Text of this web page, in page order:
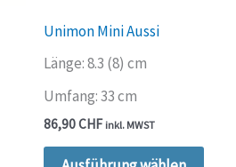
Unimon Mini Aussi
Länge: 8.3 (8) cm
Umfang: 33 cm
86,90CHF inkl. MWST
Dieses